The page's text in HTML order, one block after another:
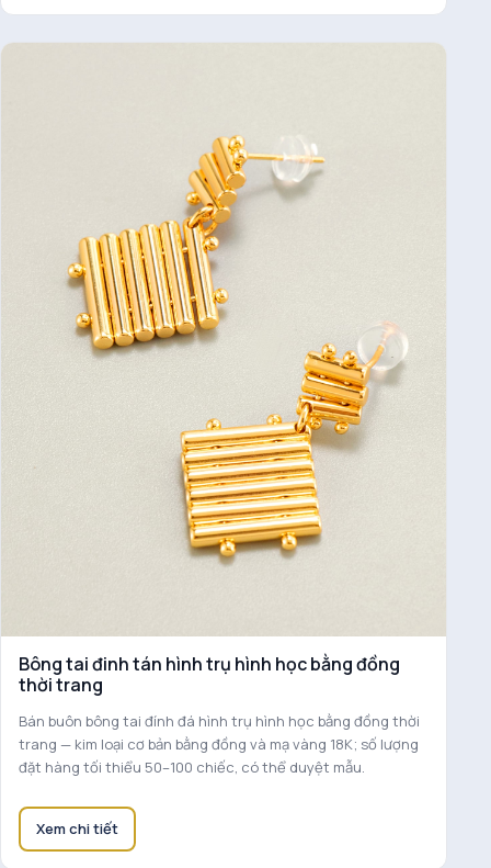
Bông tai đinh tán hình trụ hình học bằng đồng
thời trang
Bán buôn bông tai đính đá hình trụ hình học bằng đồng thời
trang — kim loại cơ bản bằng đồng và mạ vàng 18K; số lượng
đặt hàng tối thiểu 50–100 chiếc, có thể duyệt mẫu.
Xem chi tiết